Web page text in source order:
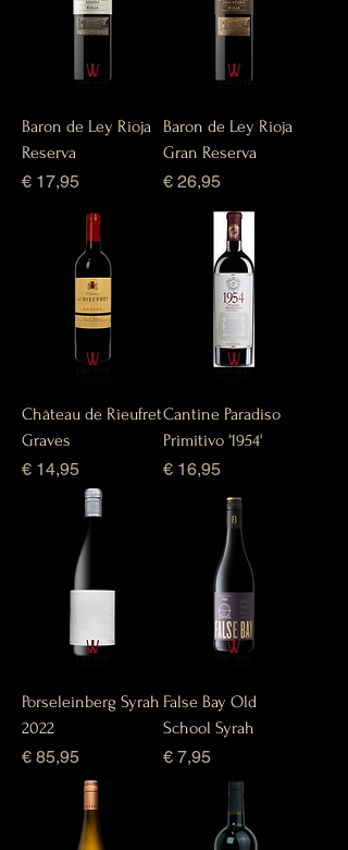
Baron de Ley Rioja
Reserva
Prijs
€ 17,95
Baron de Ley Rioja
Gran Reserva
Prijs
€ 26,95
Château de Rieufret
Graves
Prijs
€ 14,95
Cantine Paradiso
Primitivo '1954'
Prijs
€ 16,95
Porseleinberg Syrah
2022
Prijs
€ 85,95
False Bay Old
School Syrah
Prijs
€ 7,95